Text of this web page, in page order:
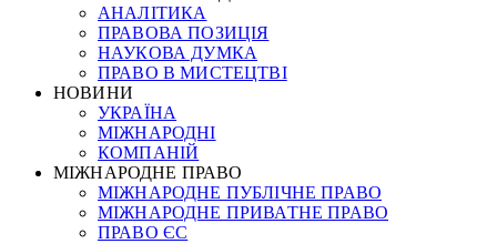
АНАЛІТИКА
ПРАВОВА ПОЗИЦІЯ
НАУКОВА ДУМКА
ПРАВО В МИСТЕЦТВІ
НОВИНИ
УКРАЇНА
МІЖНАРОДНІ
КОМПАНІЙ
МІЖНАРОДНЕ ПРАВО
МІЖНАРОДНЕ ПУБЛІЧНЕ ПРАВО
МІЖНАРОДНЕ ПРИВАТНЕ ПРАВО
ПРАВО ЄС